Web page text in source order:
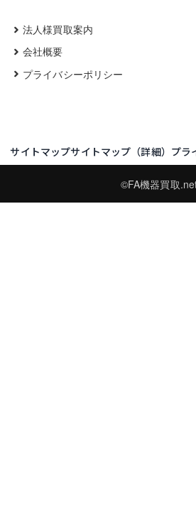
法人様買取案内
会社概要
プライバシーポリシー
サイトマップサイトマップ（詳細） プラ
©FA機器買取